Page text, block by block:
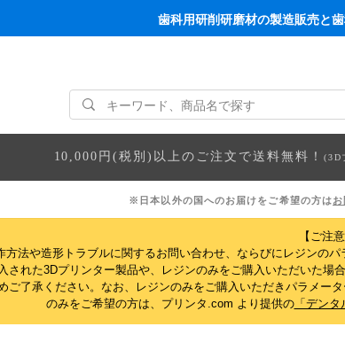
歯科用研削研磨材の製造販売と
10,000円(税別)以上のご注文で送料無料！ (3D
※日本以外の国へのお届けをご希望の方は
【ご注意
方法や造形トラブルに関するお問い合わせ、ならびにレジンの
された3Dプリンター製品や、レジンのみをご購入いただいた
ご了承ください。なお、レジンのみをご購入いただきパラメー
のみをご希望の方は、プリンタ.com より提供の「デンタ